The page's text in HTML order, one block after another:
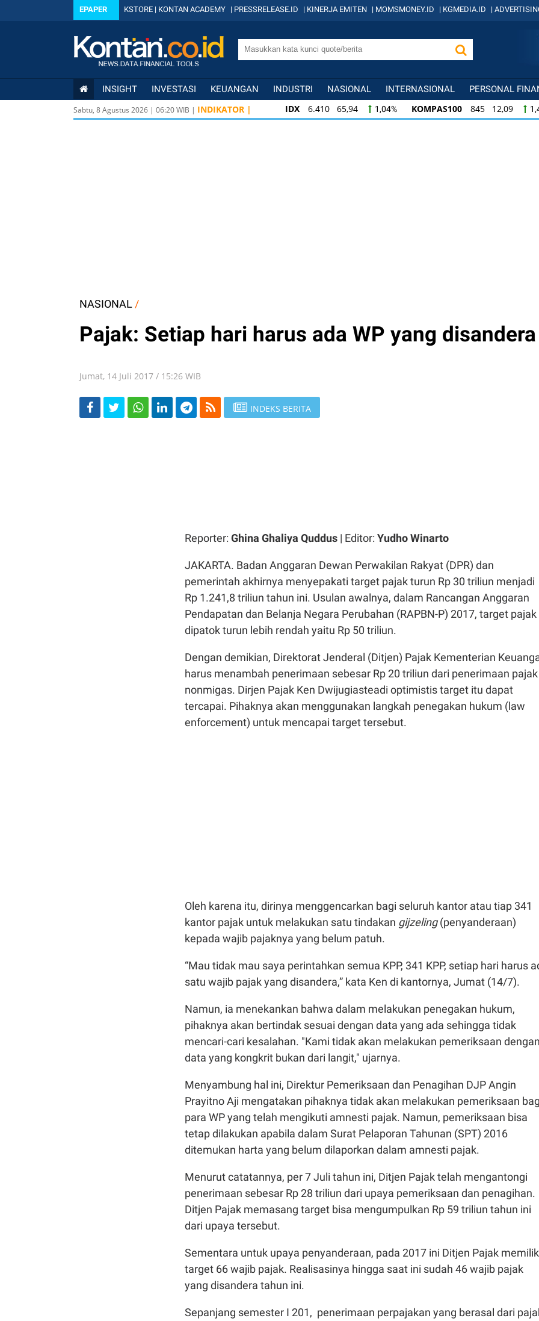
EPAPER KSTORE | KONTAN ACADEMY | PRESSRELEASE.ID | KINERJA EMITEN | MOMSMONEY.ID | KGMEDIA.ID |
INSIGHT INVESTASI KEUANGAN INDUSTRI NASIONAL INTERNASIONAL PERSONAL
Sabtu, 8 Agustus 2026 | 06:20WIB | INDIKATOR | IDX 6.410 65,94 1,04% KOMPAS100 845 12,09
KOMPAS100 845 12,09 1,45% LQ45 640 9,44
NASIONAL /
Pajak: Setiap hari harus ada WP yang disandera
Jumat, 14 Juli 2017 / 15:26 WIB
INDEKS BERITA
Reporter: Ghina Ghaliya Quddus | Editor: Yudho Winarto
JAKARTA. Badan Anggaran Dewan Perwakilan Rakyat (DPR) dan
pemerintah akhirnya menyepakati target pajak turun Rp 30 triliun menjadi
Rp 1.241,8 triliun tahun ini. Usulan awalnya, dalam Rancangan Anggaran
Pendapatan dan Belanja Negara Perubahan (RAPBN-P) 2017, target pajak
dipatok turun lebih rendah yaitu Rp 50 triliun.
Dengan demikian, Direktorat Jenderal (Ditjen) Pajak Kementerian
harus menambah penerimaan sebesar Rp 20 triliun dari penerimaan pajak
nonmigas. Dirjen Pajak Ken Dwijugiasteadi optimistis target itu dapat
tercapai. Pihaknya akan menggunakan langkah penegakan hukum (law
enforcement) untuk mencapai target tersebut.
Oleh karena itu, dirinya menggencarkan bagi seluruh kantor atau tiap 341
kantor pajak untuk melakukan satu tindakan gijzeling(penyanderaan)
kepada wajib pajaknya yang belum patuh.
“Mau tidak mau saya perintahkan semua KPP, 341 KPP, setiap hari harus
satu wajib pajak yang disandera,” kata Ken di kantornya, Jumat (14/7).
Namun, ia menekankan bahwa dalam melakukan penegakan hukum,
pihaknya akan bertindak sesuai dengan data yang ada sehingga tidak
mencari-cari kesalahan. "Kami tidak akan melakukan pemeriksaan
data yang kongkrit bukan dari langit," ujarnya.
Menyambung hal ini, Direktur Pemeriksaan dan Penagihan DJP Angin
Prayitno Aji mengatakan pihaknya tidak akan melakukan pemeriksaan
para WP yang telah mengikuti amnesti pajak. Namun, pemeriksaan bisa
tetap dilakukan apabila dalam Surat Pelaporan Tahunan (SPT) 2016
ditemukan harta yang belum dilaporkan dalam amnesti pajak.
Menurut catatannya, per 7 Juli tahun ini, Ditjen Pajak telah mengantongi
penerimaan sebesar Rp 28 triliun dari upaya pemeriksaan dan penagihan.
Ditjen Pajak memasang target bisa mengumpulkan Rp 59 triliun tahun ini
dari upaya tersebut.
Sementara untuk upaya penyanderaan, pada 2017 ini Ditjen Pajak
target 66 wajib pajak. Realisasinya hingga saat ini sudah 46 wajib pajak
yang disandera tahun ini.
Sepanjang semester I 201, penerimaan perpajakan yang berasal dari